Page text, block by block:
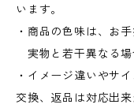
います。
・商品の色味は、お
実物と若干異なる場
・イメージ違いやサ
交換、返品は対応出来